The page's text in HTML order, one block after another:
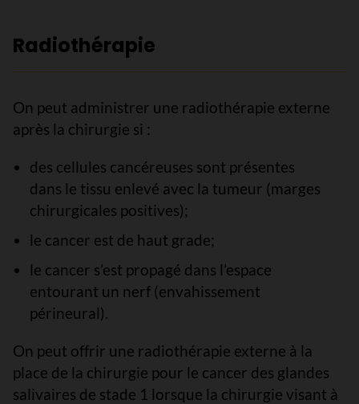
Radiothérapie
On peut administrer une radiothérapie externe
après la chirurgie si :
des cellules cancéreuses sont présentes
dans le tissu enlevé avec la tumeur (marges
chirurgicales positives);
le cancer est de haut grade;
le cancer s’est propagé dans l’espace
entourant un nerf (envahissement
périneural).
On peut offrir une radiothérapie externe à la
place de la chirurgie pour le cancer des glandes
salivaires de stade 1 lorsque la chirurgie visant à